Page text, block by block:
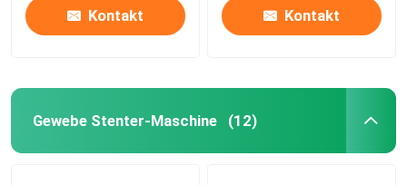
Kontakt Kontakt
Gewebe Stenter-Maschine (12)